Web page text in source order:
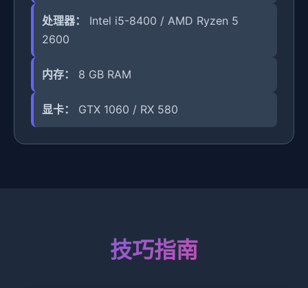
处理器：
Intel i5-8400 / AMD Ryzen 5
2600
内存： 8 GB RAM
显卡： GTX 1060 / RX 580
技巧指南